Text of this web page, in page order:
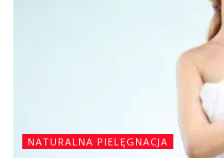
NATURALNA PIELĘGNACJA